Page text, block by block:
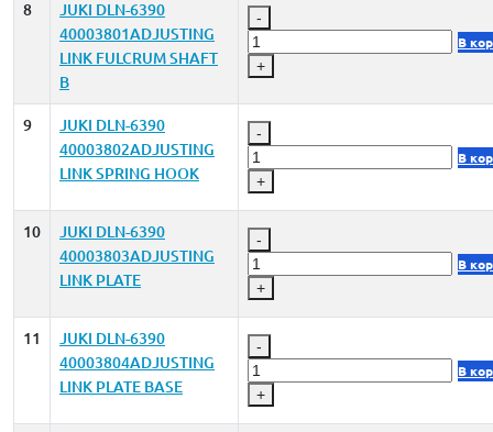
8
JUKI DLN-6390
40003801ADJUSTING
LINK FULCRUM SHAFT
B
-
+
В
9
JUKI DLN-6390
40003802ADJUSTING
LINK SPRING HOOK
-
+
В
10
JUKI DLN-6390
40003803ADJUSTING
LINK PLATE
-
+
В
11
JUKI DLN-6390
40003804ADJUSTING
LINK PLATE BASE
-
+
В